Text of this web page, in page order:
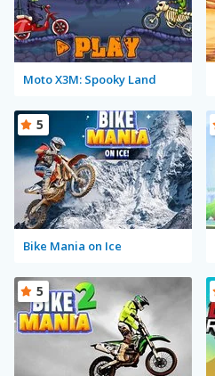
Moto X3M: Spooky Land
Bike Mania on Ice
5
5